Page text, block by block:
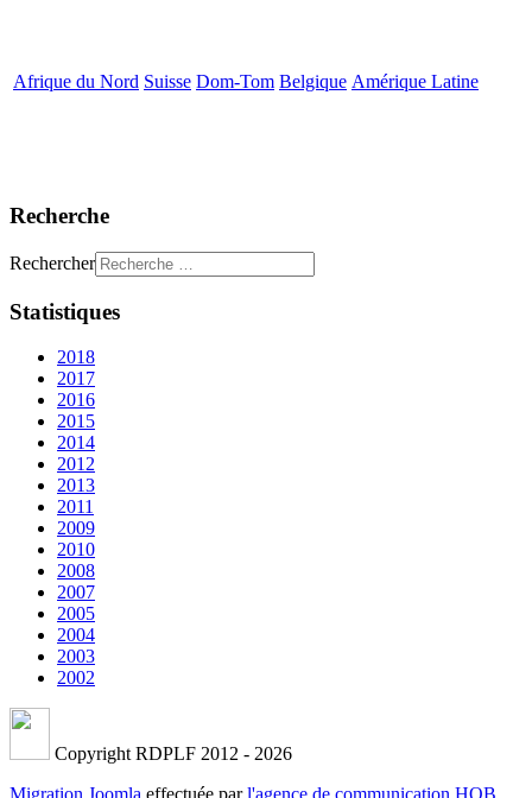
Afrique du Nord Suisse Dom-Tom Belgique Amérique Latine
Recherche
Rechercher
Statistiques
2018
2017
2016
2015
2014
2012
2013
2011
2009
2010
2008
2007
2005
2004
2003
2002
Copyright RDPLF 2012 - 2026